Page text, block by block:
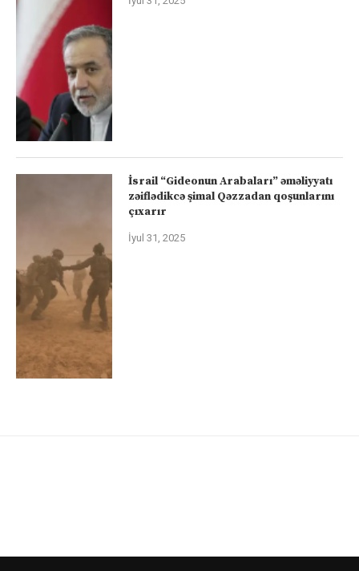
İsrail “Gideonun Arabaları” əməliyyatı
zəiflədikcə şimal Qəzzadan qoşunlarını
çıxarır
İyul 31, 2025